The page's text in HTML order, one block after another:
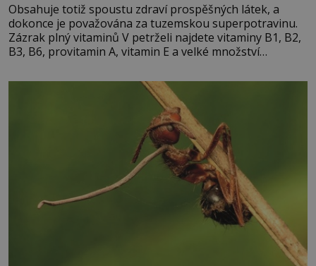
Obsahuje totiž spoustu zdraví prospěšných látek, a
dokonce je považována za tuzemskou superpotravinu.
Zázrak plný vitaminů V petrželi najdete vitaminy B1, B2,
B3, B6, provitamin A, vitamin E a velké množství
pomeranč, v kořeni je také, ale je ho desetkrát méně), a